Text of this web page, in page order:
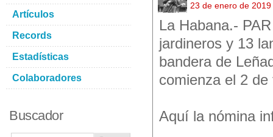
23 de enero de
La Habana.-
jardineros y 13
bandera de
comienza el 2
Aquí la nómina
Artículos
Records
Estadísticas
Colaboradores
Buscador